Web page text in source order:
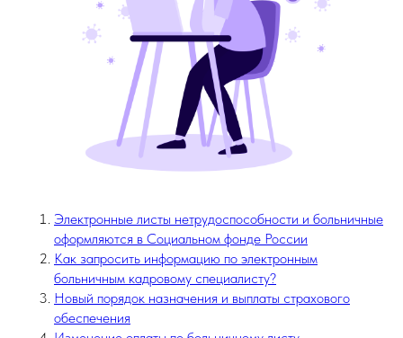
Электронные листы нетрудоспособности и больничные
оформляются в Социальном фонде России
Как запросить информацию по электронным
больничным кадровому специалисту?
Новый порядок назначения и выплаты страхового
обеспечения